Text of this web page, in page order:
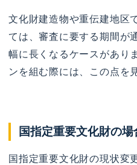
文化財建造物や重伝建地区
ては、審査に要する期間が
幅に長くなるケースがあり
ンを組む際には、この点を
国指定重要文化財の場
国指定重要文化財の現状変